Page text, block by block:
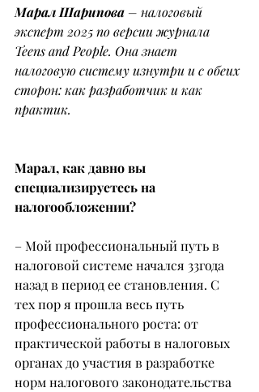
Марал Шарипова – налоговый
эксперт 2025 по версии журнала
Teens and People. Она знает
налоговую систему изнутри и с обеих
сторон: как разработчик и как
практик.
Марал, как давно вы
специализируетесь на
налогообложении?
– Мой профессиональный путь в
налоговой системе начался 33года
назад в период ее становления. С
тех пор я прошла весь путь
профессионального роста: от
практической работы в налоговых
органах до участия в разработке
норм налогового законодательства